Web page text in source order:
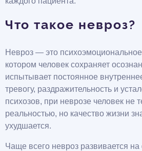
Что такое невроз?
Невроз — это
котором человек сохраняет
испытывает постоянное
тревогу, раздражительность и
психозов, при неврозе человек не
реальностью, но качество жизни
ухудшается.
Чаще всего невроз развивается